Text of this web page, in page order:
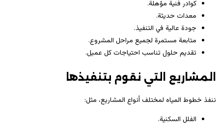
كوادر فنية مؤهلة.
معدات حديثة.
جودة عالية في التنفيذ.
متابعة مستمرة لجميع مراحل المشروع.
تقديم حلول تناسب احتياجات كل عميل.
المشاريع التي نقوم بتنفيذها
ننفذ خطوط المياه لمختلف أنواع المشاريع، مثل:
الفلل السكنية.